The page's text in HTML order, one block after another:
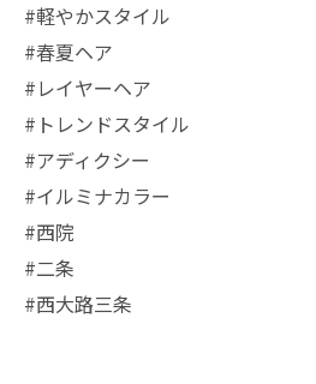
#軽やかスタイル
#春夏ヘア
#レイヤーヘア
#トレンドスタイル
#アディクシー
#イルミナカラー
#西院
#二条
#西大路三条